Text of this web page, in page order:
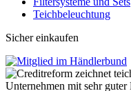
Teichbeleuchtung
Sicher einkaufen